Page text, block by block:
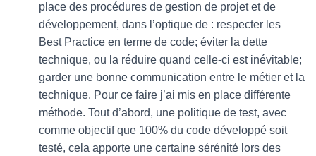
place des procédures de gestion de projet et de
développement, dans l’optique de : respecter les
Best Practice en terme de code; éviter la dette
technique, ou la réduire quand celle-ci est inévitable;
garder une bonne communication entre le métier et la
technique. Pour ce faire j’ai mis en place différente
méthode. Tout d’abord, une politique de test, avec
comme objectif que 100% du code développé soit
testé, cela apporte une certaine sérénité lors des